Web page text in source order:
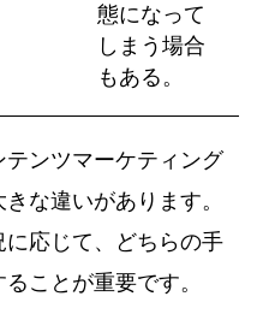
態になって
しまう場合
もある。
ンツマーケティング
な違いがあります。
応じて、どちらの手
ことが重要です。